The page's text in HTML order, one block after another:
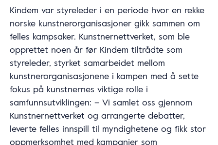
Kindem var styreleder i en periode hvor en rekke
norske kunstnerorganisasjoner gikk sammen om
felles kampsaker. Kunstnernettverket, som ble
opprettet noen år før Kindem tiltrådte som
styreleder, styrket samarbeidet mellom
kunstnerorganisasjonene i kampen med å sette
fokus på kunstnernes viktige rolle i
samfunnsutviklingen: – Vi samlet oss gjennom
Kunstnernettverket og arrangerte debatter,
leverte felles innspill til myndighetene og fikk stor
oppmerksomhet med kampanjer som